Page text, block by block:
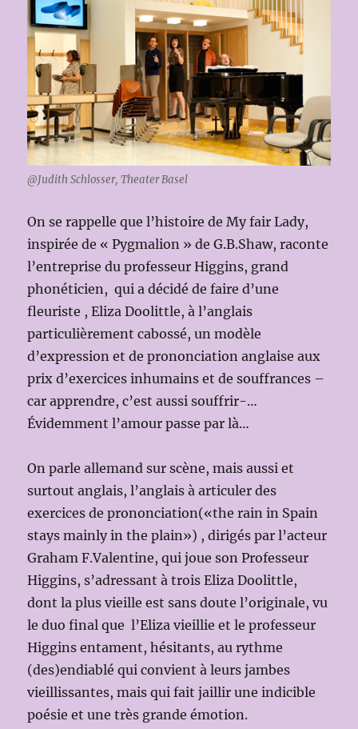
@Judith Schlosser, Theater Basel
On se rappelle que l’histoire de My fair Lady,
inspirée de « Pygmalion » de G.B.Shaw, raconte
l’entreprise du professeur Higgins, grand
phonéticien, qui a décidé de faire d’une
fleuriste , Eliza Doolittle, à l’anglais
particulièrement cabossé, un modèle
d’expression et de prononciation anglaise aux
prix d’exercices inhumains et de souffrances –
car apprendre, c’est aussi souffrir-…
Évidemment l’amour passe par là…
On parle allemand sur scène, mais aussi et
surtout anglais, l’anglais à articuler des
exercices de prononciation(«the rain in Spain
stays mainly in the plain») , dirigés par l’acteur
Graham F.Valentine, qui joue son Professeur
Higgins, s’adressant à trois Eliza Doolittle,
dont la plus vieille est sans doute l’originale, vu
le duo final que l’Eliza vieillie et le professeur
Higgins entament, hésitants, au rythme
(des)endiablé qui convient à leurs jambes
vieillissantes, mais qui fait jaillir une indicible
poésie et une très grande émotion.